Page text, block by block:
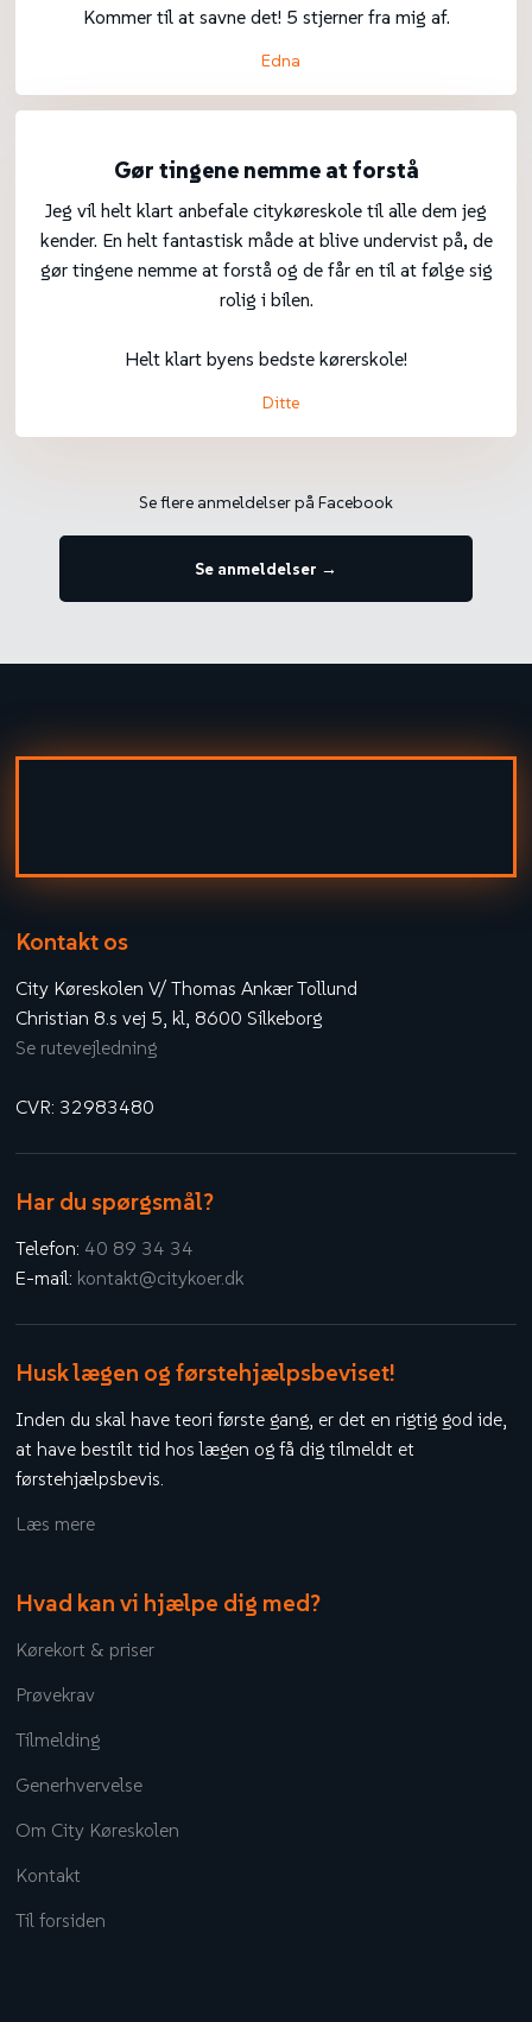
Kommer til at savne det! 5 stjerner fra mig af.
Edna
Gør tingene nemme at forstå
Jeg vil helt klart anbefale citykøreskole til alle dem jeg
kender. En helt fantastisk måde at blive undervist på, de
gør tingene nemme at forstå og de får en til at følge sig
rolig i bilen.
Helt klart byens bedste kørerskole!
Ditte
Se flere anmeldelser på Facebook​
Se anmeldelser →
Kontakt os
City Køreskolen V/ Thomas Ankær Tollund
Christian 8.s vej 5, kl, 8600 Silkeborg
Se rutevejledning
CVR: 32983480
Har du spørgsmål?
Telefon: 40 89 34 34
E-mail: kontakt@citykoer.dk
Husk lægen og førstehjælpsbeviset!
Inden du skal have teori første gang, er det en rigtig god ide,
at have bestilt tid hos lægen og få dig tilmeldt et
førstehjælpsbevis​.
Læs mere​
Hvad kan vi hjælpe dig med?
Kørekort & priser
Prøvekrav
Tilmelding
Generhvervelse
Om City Køreskolen
Kontakt
Til forsiden